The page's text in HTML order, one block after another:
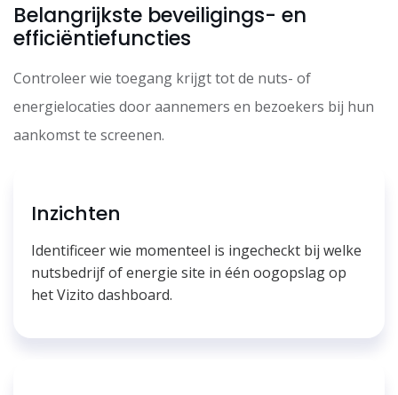
Belangrijkste beveiligings- en
efficiëntiefuncties
Controleer wie toegang krijgt tot de nuts- of
energielocaties door aannemers en bezoekers bij hun
aankomst te screenen.
Inzichten
Identificeer wie momenteel is ingecheckt bij welke
nutsbedrijf of energie site in één oogopslag op
het Vizito dashboard.